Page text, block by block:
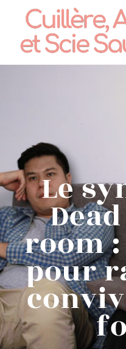
Le
room
pour